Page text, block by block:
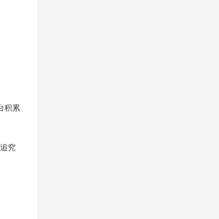
积累
究